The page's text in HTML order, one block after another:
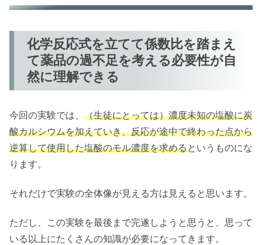
化学反応式を立てて係数比を踏まえ
て薬品の過不足を考える必要性が自
然に理解できる
今回の実験では、 （生徒にとっては）濃度未知の塩酸に炭
酸カルシウムを加えていき、反応が途中で終わった点から
逆算して使用した塩酸のモル濃度を求めるというものにな
ります。
それだけで実験の全体像が見える方は見えると思います。
ただし、この実験を最後まで完遂しようと思うと、思って
いる以上にたくさんの知識が必要になってきます。